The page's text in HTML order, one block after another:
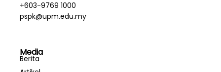
+603-9769 1000
pspk@upm.edu.my
Media
Berita